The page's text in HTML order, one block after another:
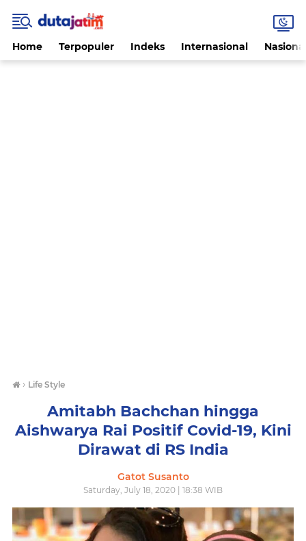
Home Terpopuler Indeks Internasional
› Life Style
Amitabh Bachchan hingga
Aishwarya Rai Positif Covid-19, Kini
Dirawat di RS India
Gatot Susanto
Saturday, July 18, 2020 | 18:38 WIB